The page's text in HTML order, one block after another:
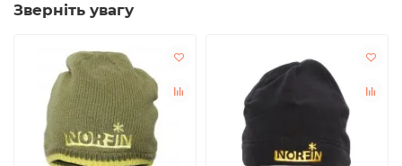
Зверніть увагу